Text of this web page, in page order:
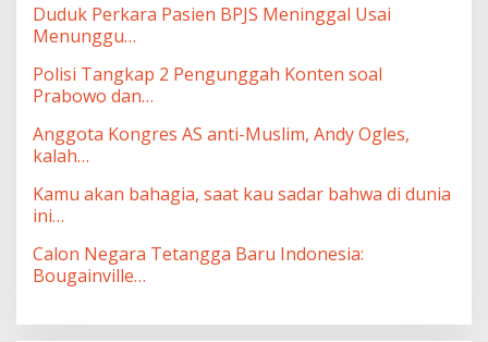
Duduk Perkara Pasien BPJS Meninggal Usai
Menunggu…
Polisi Tangkap 2 Pengunggah Konten soal
Prabowo dan…
Anggota Kongres AS anti-Muslim, Andy Ogles,
kalah…
Kamu akan bahagia, saat kau sadar bahwa di dunia
ini…
Calon Negara Tetangga Baru Indonesia:
Bougainville…